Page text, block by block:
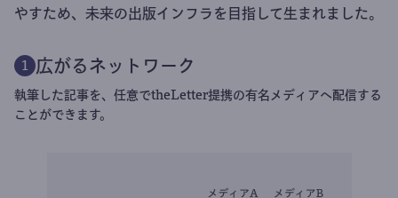
やすため、未来の出版インフラを目指して生まれました。
1 広がるネットワーク
執筆した記事を、任意でtheLetter提携の有名メディアへ配信する
ことができます。